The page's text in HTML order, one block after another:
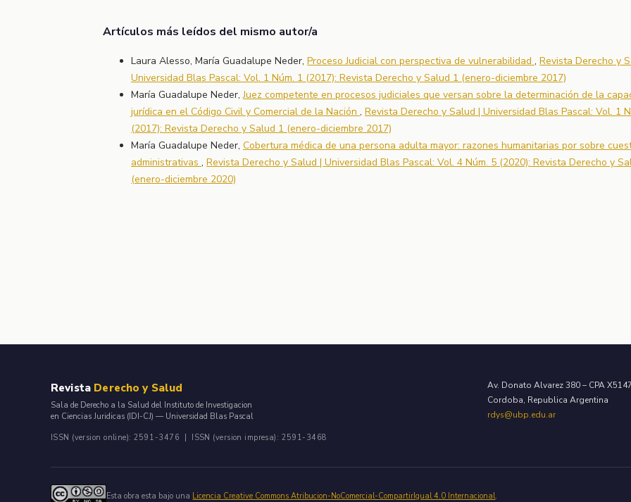
Artículos más leídos del mismo autor/a
Laura Alesso, María Guadalupe Neder, Proceso Judicial con perspectiva de vulnerabilidad , Revista Derecho y
Universidad Blas Pascal: Vol. 1 Núm. 1 (2017): Revista Derecho y Salud 1 (enero-diciembre 2017)
María Guadalupe Neder,Juez competente en procesos judiciales que versan sobre la determinación de la
jurídica en el Código Civil y Comercial de la Nación , Revista Derecho y Salud | Universidad Blas Pascal: Vol. 1
(2017): Revista Derecho y Salud 1 (enero-diciembre 2017)
María Guadalupe Neder, Cobertura médica de una persona adulta mayor: razones humanitarias por sobre
administrativas , Revista Derecho y Salud | Universidad Blas Pascal: Vol. 4 Núm. 5 (2020): Revista Derecho y
(enero-diciembre 2020)
Revista Derecho y Salud
Sala de Derecho a la Salud del Instituto de Investigacion
en Ciencias Juridicas (IDI-CJ) — Universidad Blas Pascal
ISSN (version online): 2591-3476 | ISSN (version impresa): 2591-3468
Av. Donato Alvarez 380 – CPA
Cordoba, Republica Argentina
rdys@ubp.edu.ar
Esta obra esta bajo una Licencia Creative Commons Atribucion-NoComercial-CompartirIgual 4.0 Internacional.